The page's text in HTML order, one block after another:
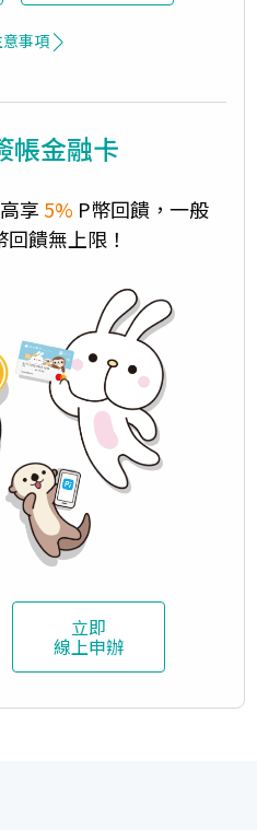
事項
帳金融卡
享 5% P幣回饋，一般
回饋無上限！
立即
線上申辦